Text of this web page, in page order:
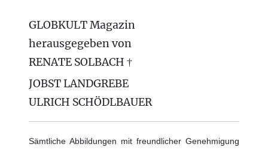
GLOBKULT Magazin
herausgegeben von
RENATE SOLBACH †
JOBST LANDGREBE
ULRICH SCHÖDLBAUER
Sämtliche Abbildungen mit freundlicher Genehmigung